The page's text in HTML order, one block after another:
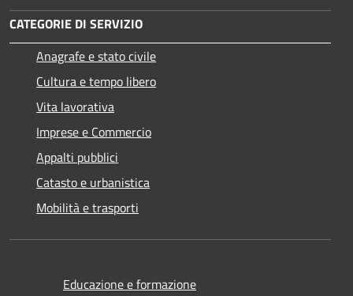
CATEGORIE DI SERVIZIO
Anagrafe e stato civile
Cultura e tempo libero
Vita lavorativa
Imprese e Commercio
Appalti pubblici
Catasto e urbanistica
Mobilità e trasporti
Educazione e formazione